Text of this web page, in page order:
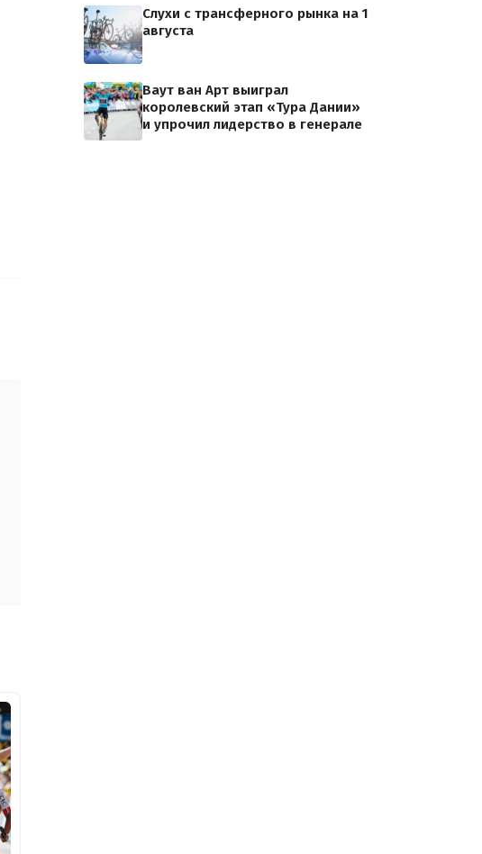
Слухи с трансферного рынка на 1
августа
Ваут ван Арт выиграл
королевский этап «Тура Дании»
и упрочил лидерство в генерале